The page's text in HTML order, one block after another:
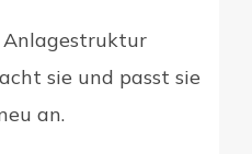
Anlagestruktur
sie und passt sie
an.